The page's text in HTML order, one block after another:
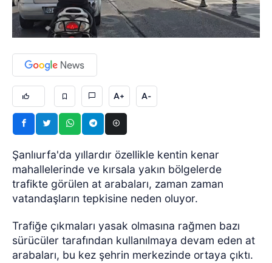
A+ A-
Şanlıurfa'da yıllardır özellikle kentin kenar
mahallelerinde ve kırsala yakın bölgelerde
trafikte görülen at arabaları, zaman zaman
vatandaşların tepkisine neden oluyor.
Trafiğe çıkmaları yasak olmasına rağmen bazı
sürücüler tarafından kullanılmaya devam eden at
arabaları, bu kez şehrin merkezinde ortaya çıktı.